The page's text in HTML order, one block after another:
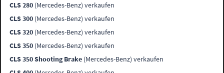
CLS 280 (Mercedes-Benz) verkaufen
CLS 300 (Mercedes-Benz) verkaufen
CLS 320 (Mercedes-Benz) verkaufen
CLS 350 (Mercedes-Benz) verkaufen
CLS 350 Shooting Brake (Mercedes-Benz) verkaufen